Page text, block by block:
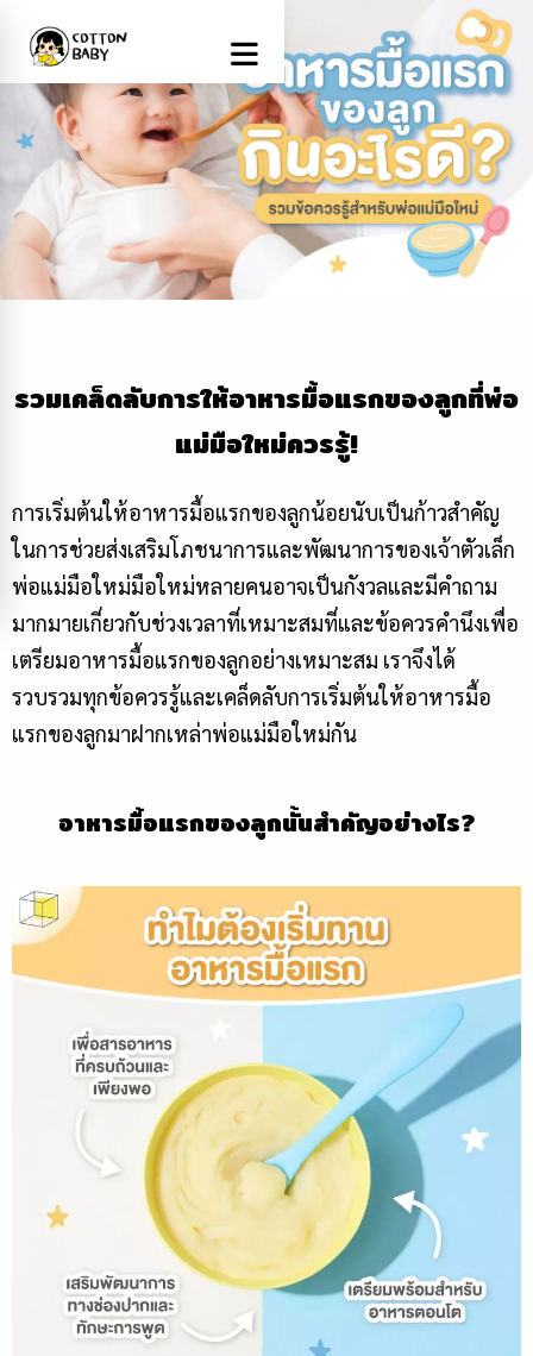
รวมเคล็ดลับการให้อาหารมื้อแรกของลูกที่พ่อ
แม่มือใหม่ควรรู้!
การเริ่มต้นให้อาหารมื้อแรกของลูกน้อยนับเป็นก้าวสำคัญ
ในการช่วยส่งเสริมโภชนาการและพัฒนาการของเจ้าตัวเล็ก
พ่อแม่มือใหม่มือใหม่หลายคนอาจเป็นกังวลและมีคำถาม
มากมายเกี่ยวกับช่วงเวลาที่เหมาะสมที่และข้อควรคำนึงเพื่อ
เตรียมอาหารมื้อแรกของลูกอย่างเหมาะสม เราจึงได้
รวบรวมทุกข้อควรรู้และเคล็ดลับการเริ่มต้นให้อาหารมื้อ
แรกของลูกมาฝากเหล่าพ่อแม่มือใหม่กัน
อาหารมื้อแรกของลูกนั้นสำคัญอย่างไร?